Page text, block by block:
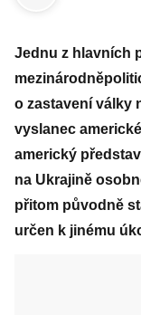
Jednu z hlavních
o zastavení války
vyslanec
americký
na Ukrajině
přitom původně
určen k jinému